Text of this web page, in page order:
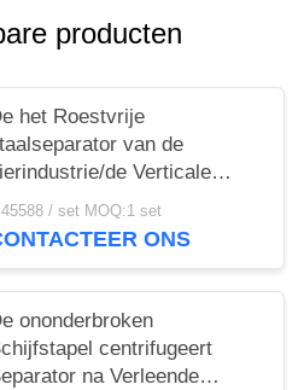
producten
het Roestvrije
van de
de Verticale
centrifugeert
/ set MOQ:1 set
ONS
ononderbroken
centrifugeert
na Verleende